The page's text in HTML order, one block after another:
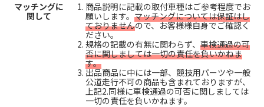
マッチングに
関して
商品説明に記載の取付車種はご参考程度でお
願いします。 マッチングについては保証はし
ておりませんので、お客様様自身でご確認く
ださい。
規格の記載の有無に関わらず、 車検通過の可
否に関しましては一切の責任を負いかねま
す。
出品商品に中には一部、競技用パーツや一般
公道走行不可の商品も含まれておりますが、
上記2.同様に車検通過の可否に関しましては
一切の責任を負いかねます。